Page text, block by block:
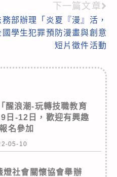
下一篇文章
部辦理「炎夏『漫』活，
學生犯罪預防漫畫與創意
短片徵件活動
醒浪潮-玩轉技職教育
日-12日，歡迎有興趣
名參加
05-10
燈社會關懷協會舉辦